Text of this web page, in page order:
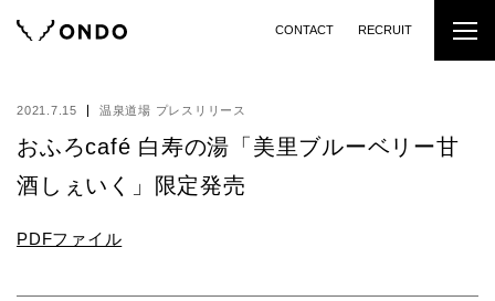
CONTACT RECRUIT
2021.7.15 温泉道場 プレスリリース
おふろcafé 白寿の湯「美里ブルーベリー甘
酒しぇいく」限定発売
PDFファイル